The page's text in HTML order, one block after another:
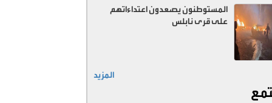
المستوطنون يصعدون اعتداءاتهم
على قرى نابلس
المزيد